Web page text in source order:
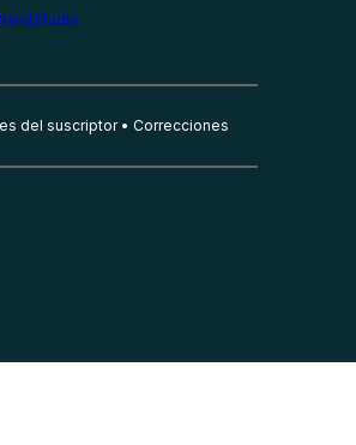
del suscriptor Correcciones